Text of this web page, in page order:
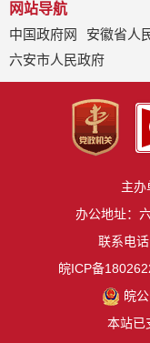
网站导航
中国政府网
安徽省人
六安市人民政府
主办
办公地址：
联系电
皖ICP备
皖
本站已